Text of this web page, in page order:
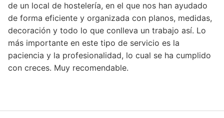
de un local de hostelería, en el que nos han ayudado
de forma eficiente y organizada con planos, medidas,
decoración y todo lo que conlleva un trabajo así. Lo
más importante en este tipo de servicio es la
paciencia y la profesionalidad, lo cual se ha cumplido
con creces. Muy recomendable.